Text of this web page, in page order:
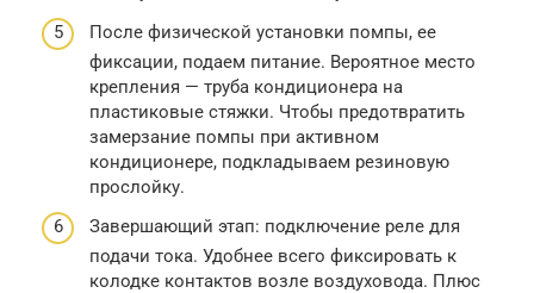
После физической установки помпы, ее
фиксации, подаем питание. Вероятное место
крепления — труба кондиционера на
пластиковые стяжки. Чтобы предотвратить
замерзание помпы при активном
кондиционере, подкладываем резиновую
прослойку.
Завершающий этап: подключение реле для
подачи тока. Удобнее всего фиксировать к
колодке контактов возле воздуховода. Плюс